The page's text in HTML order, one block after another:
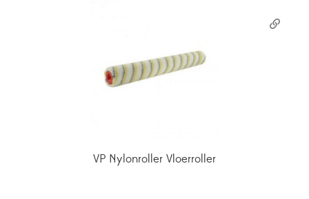
VP Nylonroller Vloerroller